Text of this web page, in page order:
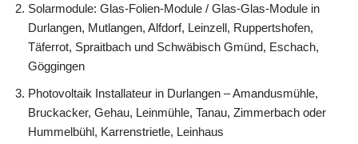
Solarmodule: Glas-Folien-Module / Glas-Glas-Module in
Durlangen, Mutlangen, Alfdorf, Leinzell, Ruppertshofen,
Täferrot, Spraitbach und Schwäbisch Gmünd, Eschach,
Göggingen
Photovoltaik Installateur in Durlangen – Amandusmühle,
Bruckacker, Gehau, Leinmühle, Tanau, Zimmerbach oder
Hummelbühl, Karrenstrietle, Leinhaus